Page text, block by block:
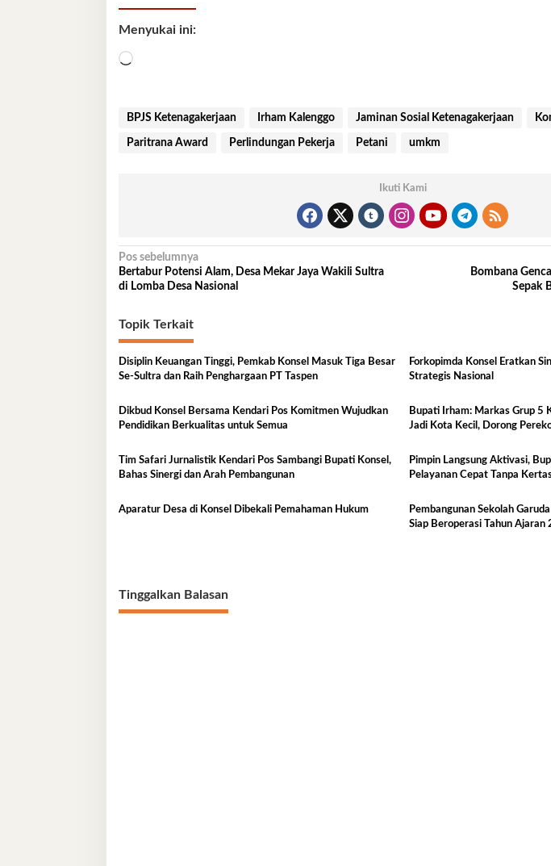
Menyukai ini:
Memuat...
BPJS Ketenagakerjaan Irham Kalenggo Jaminan Sosial Ketenagakerjaan
Paritrana Award Perlindungan Pekerja Petani umkm
Ikuti Kami
Navigasi
pos
Pos sebelumnya
Bertabur Potensi Alam, Desa Mekar Jaya Wakili Sultra
di Lomba Desa Nasional
Bombana
Sepak
Topik Terkait
Disiplin Keuangan Tinggi, Pemkab Konsel Masuk Tiga Besar
Se-Sultra dan Raih Penghargaan PT Taspen
Forkopimda Konsel Eratkan
Strategis Nasional
Dikbud Konsel Bersama Kendari Pos Komitmen Wujudkan
Pendidikan Berkualitas untuk Semua
Bupati Irham: Markas Grup 5
Jadi Kota Kecil, Dorong
Tim Safari Jurnalistik Kendari Pos Sambangi Bupati Konsel,
Bahas Sinergi dan Arah Pembangunan
Pimpin Langsung Aktivasi,
Pelayanan Cepat Tanpa
Aparatur Desa di Konsel Dibekali Pemahaman Hukum
Pembangunan Sekolah
Siap Beroperasi
Tinggalkan Balasan